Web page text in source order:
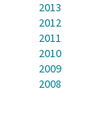
2013
2012
2011
2010
2009
2008